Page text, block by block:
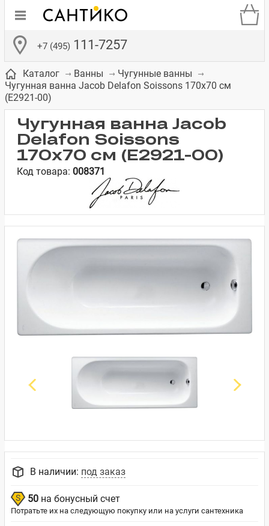
+7 (495) 111-7257
Бачки для
унитазов
Сиденья для
унитазов
Смесители для
встраиваемых
систем
Зеркало-шкаф
Полки в ванную
комнату
Комоды в
ванную комнату
Каталог Ванны
Чугунные ванны
Чугунная ванна Jacob Delafon Soissons 170x70 см
(E2921-00)
Чугунная ванна Jacob
Delafon Soissons
170x70 см (E2921-00)
Код товара: 008371
В наличии: под заказ
50 на бонусный счет
Потратьте их на следующую покупку или на услуги сантехника